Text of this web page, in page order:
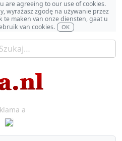
are agreeing to our use of cookies.
wyrażasz zgodę na używanie przez
te maken van onze diensten, gaat u
van cookies.
OK
a